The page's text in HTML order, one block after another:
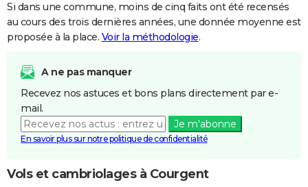
Si dans une commune, moins de cinq faits ont été recensés
au cours des trois dernières années, une donnée moyenne est
proposée à la place. Voir la méthodologie.
A ne pas manquer
Recevez nos astuces et bons plans directement par e-
mail.
Je m'abonne
En savoir plus sur notre politique de confidentialité
Vols et cambriolages à Courgent